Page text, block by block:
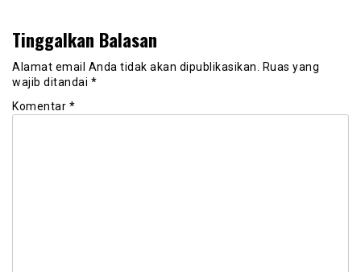
Tinggalkan Balasan
Alamat email Anda tidak akan dipublikasikan.
Ruas yang
wajib ditandai *
Komentar *